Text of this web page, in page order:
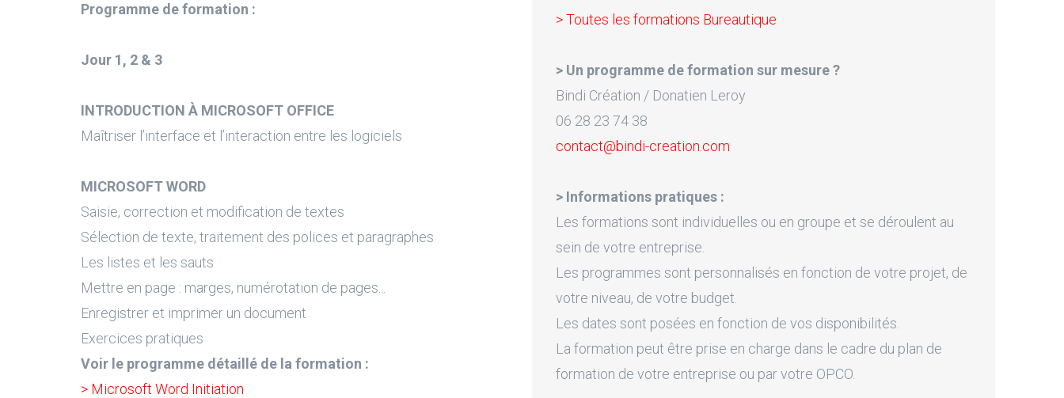
Programme de formation :
Jour 1, 2 & 3
INTRODUCTION À MICROSOFT OFFICE
Maîtriser l’interface et l’interaction entre les logiciels
MICROSOFT WORD
Saisie, correction et modification de textes
Sélection de texte, traitement des polices et paragraphes
Les listes et les sauts
Mettre en page : marges, numérotation de pages...
Enregistrer et imprimer un document
Exercices pratiques
Voir le programme détaillé de la formation :
> Microsoft Word Initiation
> Toutes les formations Bureautique
> Un programme de formation sur mesure ?
Bindi Création / Donatien Leroy
06 28 23 74 38
contact@bindi-creation.com
> Informations pratiques :
Les formations sont individuelles ou en groupe et se déroulent au
sein de votre entreprise.
Les programmes sont personnalisés en fonction de votre projet, de
votre niveau, de votre budget.
Les dates sont posées en fonction de vos disponibilités.
La formation peut être prise en charge dans le cadre du plan de
formation de votre entreprise ou par votre OPCO.